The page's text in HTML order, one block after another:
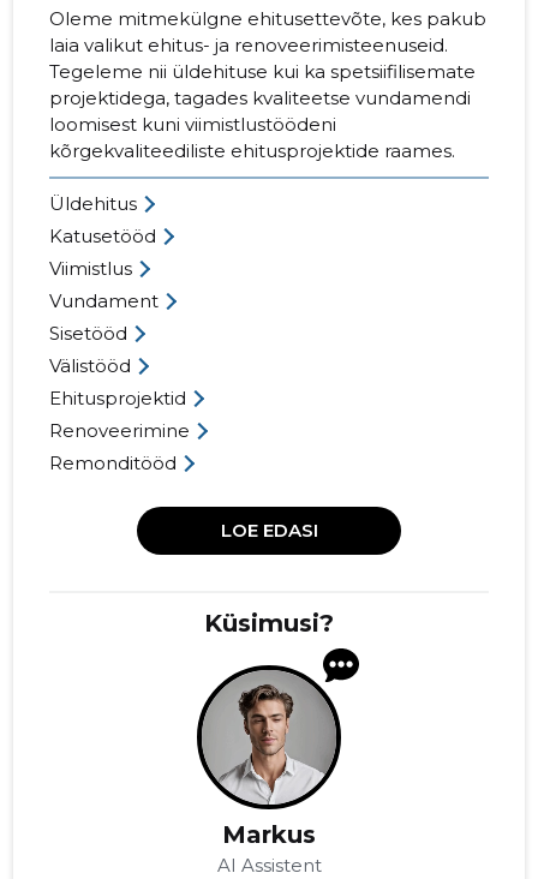
Oleme mitmekülgne ehitusettevõte, kes pakub
laia valikut ehitus- ja renoveerimisteenuseid.
Tegeleme nii üldehituse kui ka spetsiifilisemate
projektidega, tagades kvaliteetse vundamendi
loomisest kuni viimistlustöödeni
kõrgekvaliteediliste ehitusprojektide raames.
Üldehitus
Katusetööd
Viimistlus
Vundament
Sisetööd
Välistööd
Ehitusprojektid
Renoveerimine
Remonditööd
LOE EDASI
Küsimusi?
Markus
AI Assistent